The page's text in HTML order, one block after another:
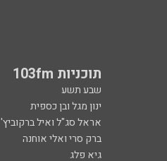
תוכניות 103fm
שבע תשע
ינון מגל ובן כספית
אראל סג"ל ואיל ברקוביץ'
ברק סרי ואלי אוחנה
גיא פלג